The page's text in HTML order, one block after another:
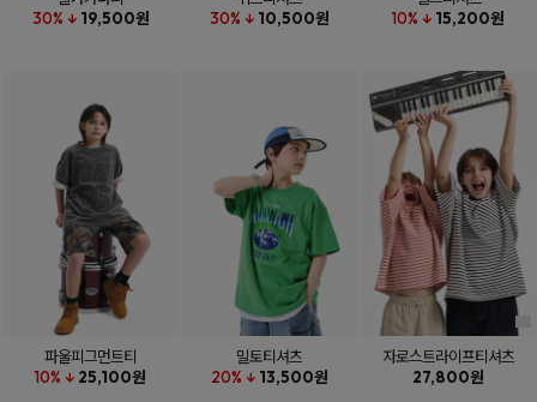
30% ↓ 19,500원
30% ↓ 10,500원
10% ↓ 15,200원
파울피그먼트티
10% ↓ 25,100원
밀토티셔츠
20% ↓ 13,500원
자로스트라이프티셔츠
27,800원